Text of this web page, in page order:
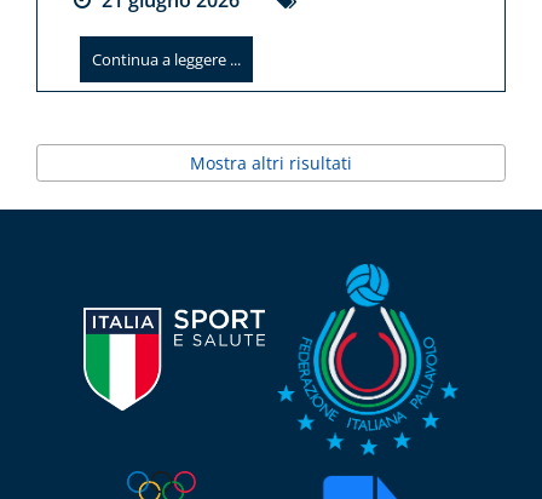
Continua a leggere ...
Mostra altri risultati